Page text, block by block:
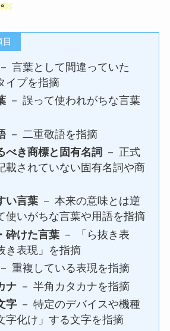
言葉として間違っていた
イプを指摘
－ 誤って使われがちな言葉
－ 二重敬語を指摘
べき商標と固有名詞 － 正式
載されていない固有名詞や商
い言葉－ 本来の意味とは逆
使いがちな言葉や用語を指摘
砕けた言葉－ 「ら抜き表
き表現」を指摘
重複している表現を指摘
ナ－ 半角カタカナを指摘
字－ 特定のデバイスや機種
字化け」する文字を指摘